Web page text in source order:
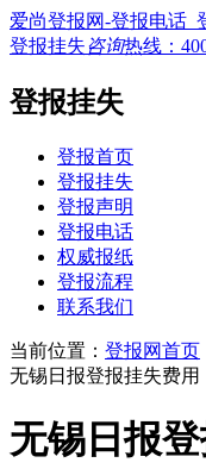
爱尚登报网-登报电话_
登报挂失咨询热线：
登报挂失
登报首页
登报挂失
登报声明
登报电话
权威报纸
登报流程
联系我们
当前位置： 登报网首页
无锡日报登报挂失费用
无锡日报